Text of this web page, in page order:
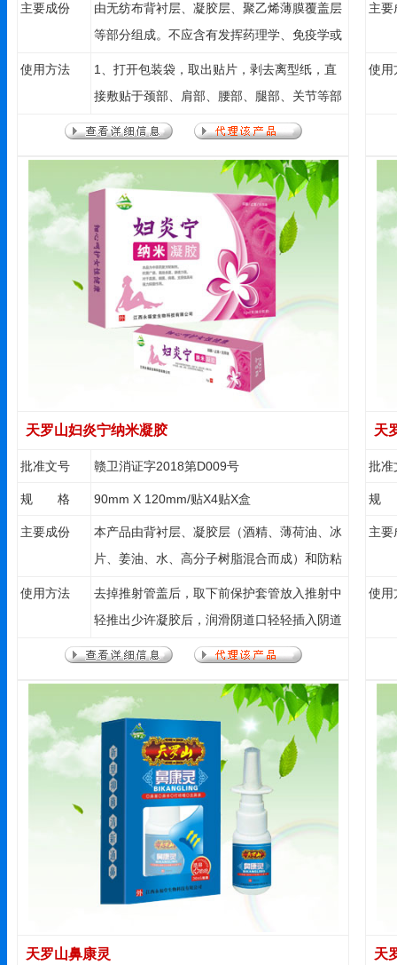
主要成份
由无纺布背衬层、凝胶层、聚乙烯薄膜覆盖层
等部分组成。不应含有发挥药理学、免疫学或
者代谢作用的成分 。
使用方法
1、打开包装袋，取出贴片，剥去离型纸，直
接敷贴于颈部、肩部、腰部、腿部、关节等部
位。 2、可根据使用部位大小适当剪裁，再行
回包装袋，折叠袋口密封存放。 4、每贴使用
8-12小时为宜。
主要
使用
天罗山妇炎宁纳米凝胶
批准文号 赣卫消证字2018第D009号
规 格 90mm X 120mm/贴X4贴X盒
主要成份
本产品由背衬层、凝胶层（酒精、薄荷油、冰
片、姜油、水、高分子树脂混合而成）和防粘
纸组成。
使用方法
去掉推射管盖后，取下前保护套管放入推射中
轻推出少许凝胶后，润滑阴道口轻轻插入阴道
中，将管中凝胶推入阴道内，抽出推射管、平
晚一次，二盒为一周期，四盒为一疗程。
天
批准
规
主要
使用
天罗山鼻康灵 天